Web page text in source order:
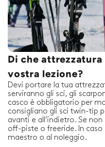
Di che
vostra lezione?
Devi portare la tua
serviranno gli sci, gli
casco è obbligatorio per
consigliano gli sci twin-tip
avanti e all’indietro. Se
off-piste o freeride. In caso
maestro o al noleggio.